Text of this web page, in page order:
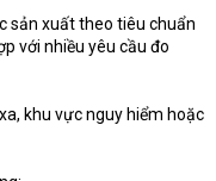
sản xuất theo tiêu chuẩn
với nhiều yêu cầu đo
khu vực nguy hiểm hoặc